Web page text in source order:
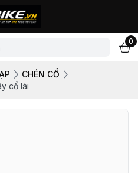
0
CHÉN CỔ
cổ lái